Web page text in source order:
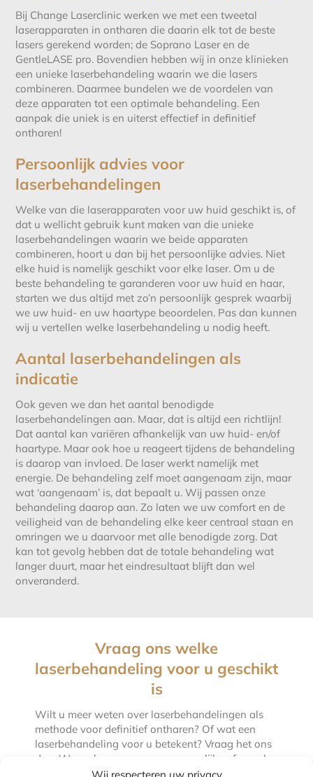
Wij respecteren uw privacy
Bij Change Laserclinic werken we met een tweetal
laserapparaten in ontharen die daarin elk tot de beste
lasers gerekend worden; de Soprano Laser en de
GentleLASE pro. Bovendien hebben wij in onze klinieken
een unieke laserbehandeling waarin we die lasers
combineren. Daarmee bundelen we de voordelen van
deze apparaten tot een optimale behandeling. Een
aanpak die uniek is en uiterst effectief in definitief
ontharen!
Persoonlijk advies voor
laserbehandelingen
Welke van die laserapparaten voor uw huid geschikt is, of
dat u wellicht gebruik kunt maken van die unieke
laserbehandelingen waarin we beide apparaten
combineren, hoort u dan bij het persoonlijke advies. Niet
elke huid is namelijk geschikt voor elke laser. Om u de
beste behandeling te garanderen voor uw huid en haar,
starten we dus altijd met zo’n persoonlijk gesprek waarbij
we uw huid- en uw haartype beoordelen. Pas dan kunnen
wij u vertellen welke laserbehandeling u nodig heeft.
Aantal laserbehandelingen als
indicatie
Ook geven we dan het aantal benodigde
laserbehandelingen aan. Maar, dat is altijd een richtlijn!
Dat aantal kan variëren afhankelijk van uw huid- en/of
haartype. Maar ook hoe u reageert tijdens de behandeling
is daarop van invloed. De laser werkt namelijk met
energie. De behandeling zelf moet aangenaam zijn, maar
wat ‘aangenaam’ is, dat bepaalt u. Wij passen onze
behandeling daarop aan. Zo laten we uw comfort en de
veiligheid van de behandeling elke keer centraal staan en
omringen we u daarvoor met alle benodigde zorg. Dat
kan tot gevolg hebben dat de totale behandeling wat
langer duurt, maar het eindresultaat blijft dan wel
onveranderd.
Vraag ons welke
laserbehandeling voor u geschikt
is
Wilt u meer weten over laserbehandelingen als
methode voor definitief ontharen? Of wat een
laserbehandeling voor u betekent? Vraag het ons
dan. We maken graag een persoonlijke afspraak
met u en vertellen u dan alles wat u weten wilt,